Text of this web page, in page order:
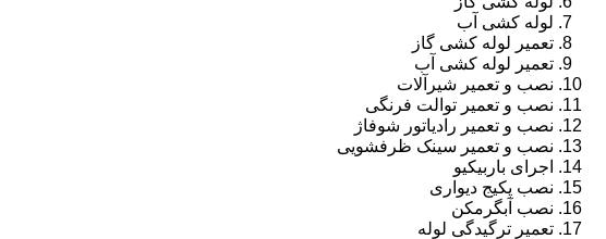
لوله کشی آب
تعمیر لوله کشی گاز
تعمیر لوله کشی آب
نصب و تعمیر شیرآلات
نصب و تعمیر توالت فرنگی
نصب و تعمیر رادیاتور شوفاژ
نصب و تعمیر سینک ظرفشویی
اجرای باربیکیو
نصب پکیج دیواری
نصب آبگرمکن
تعمیر ترگیدگی لوله